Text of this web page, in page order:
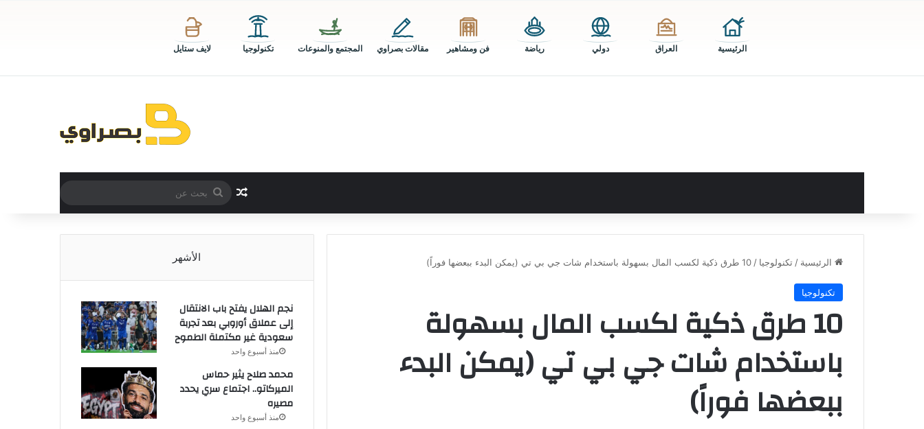
الرئيسية العراق دولي رياضة فن ومشاهير مقالات بصراوي المجتمع والمنوعات تكنولوجيا لايف ستايل
مقال عشوائي
بحث
عن
الرئيسية / تكنولوجيا / 10 طرق ذكية لكسب المال بسهولة باستخدام شات جي بي تي (يمكن البدء ببعضها فوراً)
تكنولوجيا
10 طرق ذكية لكسب المال بسهولة
باستخدام شات جي بي تي (يمكن البدء
ببعضها فوراً)
الأشهر
نجم الهلال يفتح باب الانتقال
إلى عملاق أوروبي بعد تجربة
سعودية غير مكتملة الطموح
منذ أسبوع واحد
محمد صلاح يثير حماس
الميركاتو.. اجتماع سري يحدد
مصيره
منذ أسبوع واحد